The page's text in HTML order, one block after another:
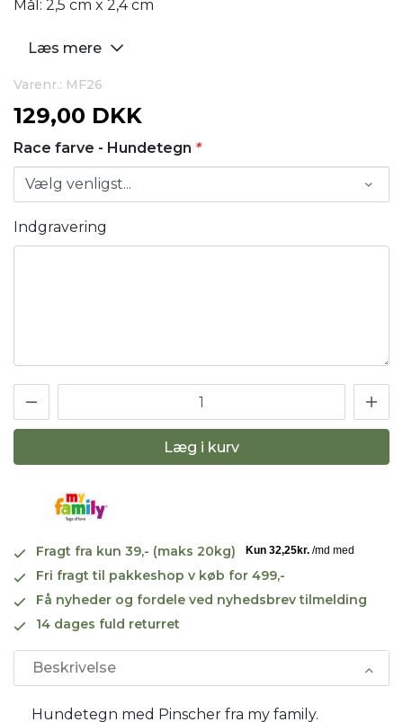
Mål: 2,5 cm x 2,4 cm
Læs mere
Varenr.: MF26
129,00 DKK
Race farve - Hundetegn *
Indgravering
Læg i kurv
Fragt fra kun 39,- (maks 20kg)
Fri fragt til pakkeshop v køb for 499,-
Få nyheder og fordele ved nyhedsbrev tilmelding
14 dages fuld returret
Beskrivelse
Hundetegn med Pinscher fra my family.